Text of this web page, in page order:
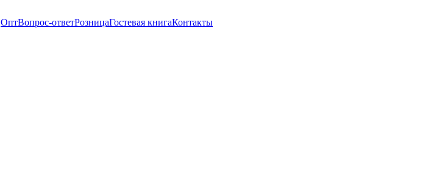
ОптВопрос-ответРозницаГостевая книгаКонтакты